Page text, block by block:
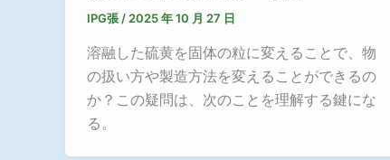
IPG張 / 2025 年 10 月 27 日
溶融した硫黄を固体の粒に変えることで、物
の扱い方や製造方法を変えることができるの
か？この疑問は、次のことを理解する鍵にな
る。